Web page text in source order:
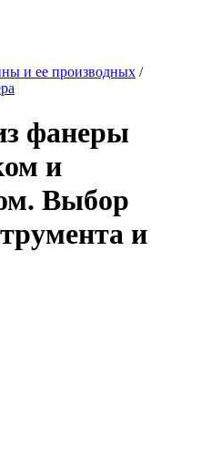
и ее производных /
фанеры
и
Выбор
и